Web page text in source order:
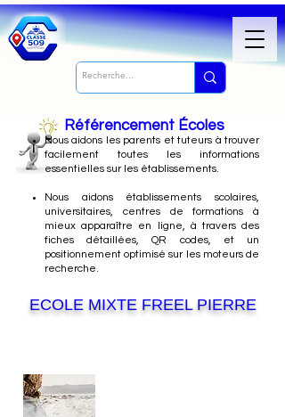
Référencement Écoles
Nousaidons les parents et tuteurs à trouver
facilement toutes les informations
essentielles sur les établissements.
Nous aidons établissements scolaires,
universitaires, centres de formations à
mieux apparaître en ligne, à travers des
fiches détaillées, QR codes, et un
positionnement optimisé sur les moteurs de
recherche.
ECOLE MIXTE FREEL PIERRE